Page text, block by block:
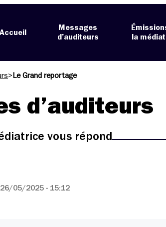
Accueil
Messages
d’auditeurs
la
> Le Grand reportage
d’auditeurs
vous répond
26/05/2025 - 15:12